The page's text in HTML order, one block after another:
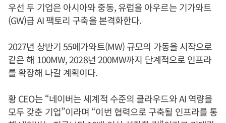
우선 두 기업은 아시아와 중동, 유럽을 아우르는 기가와트
(GW)급 AI 팩토리 구축을 본격화한다.
2027년 상반기 55메가와트(MW) 규모의 가동을 시작으로
같은 해 100MW, 2028년 200MW까지 단계적으로 인프라
를 확장해 나갈 계획이다.
황 CEO는 “네이버는 세계적 수준의 클라우드와 AI 역량을
모두 갖춘 기업”이라며 “이번 협력으로 구축될 인프라를 통